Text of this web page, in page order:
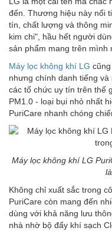
đến. Thương hiệu này nổi
tín, chất lượng và thông
kim chi", hầu hết người
sản phẩm mang trên mình
Máy lọc không khí LG
nhưng chính danh tiếng
các tổ chức uy tín trên thế
PM1.0 - loại bụi nhỏ nhất
PuriCare nhanh chóng
Máy lọc không khí LG
Không chỉ xuất sắc trong
PuriCare còn mang đến
dùng với khả năng lưu
nhà nhờ bộ đẩy khí sạch